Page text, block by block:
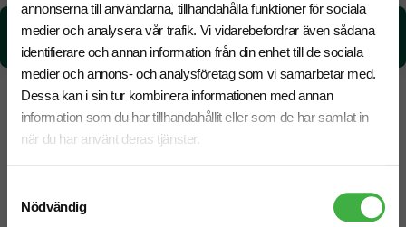
annonserna till användarna, tillhandahålla funktioner för sociala
medier och analysera vår trafik. Vi vidarebefordrar även sådana
identifierare och annan information från din enhet till de sociala
medier och annons- och analysföretag som vi samarbetar med.
Dessa kan i sin tur kombinera informationen med annan
information som du har tillhandahållit eller som de har samlat in
när du har använt deras tjänster.
Nödvändig
CO₂e -avtryck:
0.11 kg CO₂e / per styck